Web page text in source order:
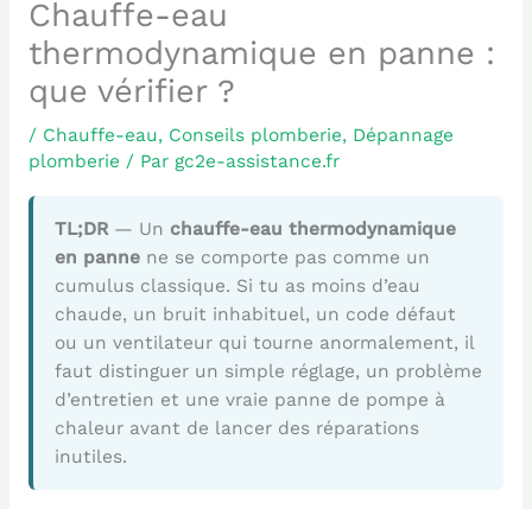
Chauffe-eau
thermodynamique en panne :
que vérifier ?
/ Chauffe-eau, Conseils plomberie, Dépannage
plomberie / Par gc2e-assistance.fr
TL;DR— Un chauffe-eau thermodynamique
en pannene se comporte pas comme un
cumulus classique. Si tu as moins d’eau
chaude, un bruit inhabituel, un code défaut
ou un ventilateur qui tourne anormalement, il
faut distinguer un simple réglage, un problème
d’entretien et une vraie panne de pompe à
chaleur avant de lancer des réparations
inutiles.